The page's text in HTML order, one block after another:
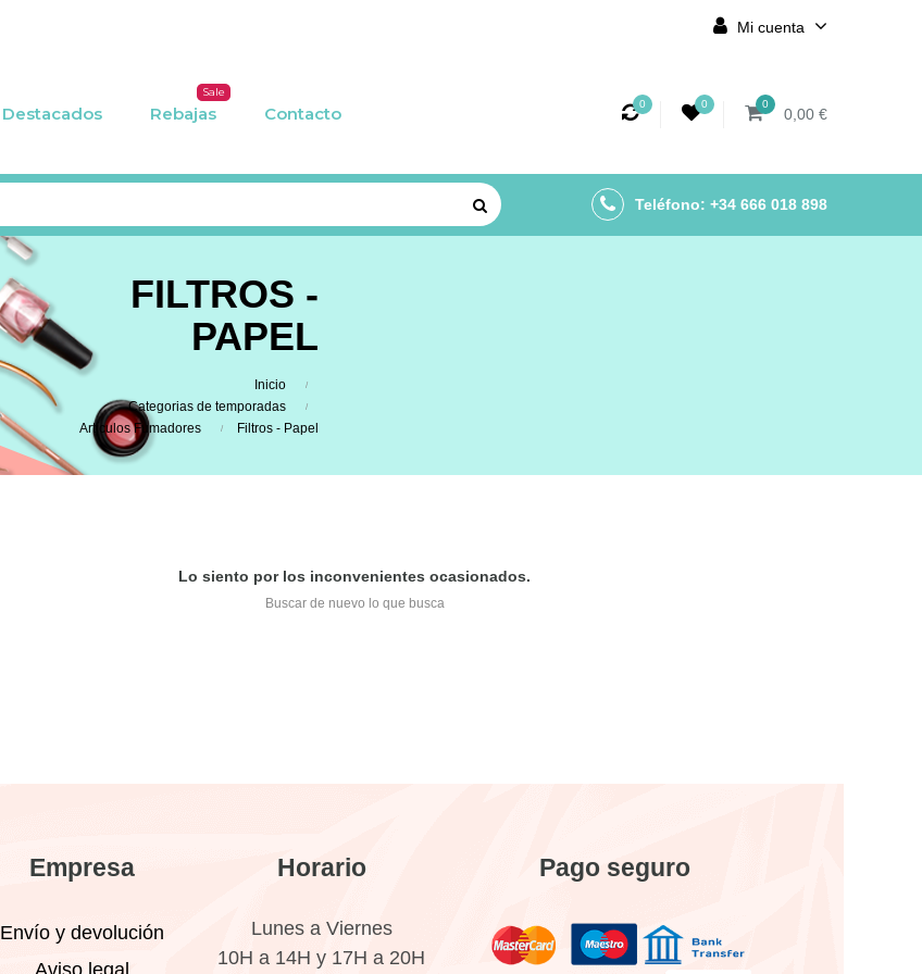
Mi cuenta
Destacados Rebajas
Sale
Contacto 0 0 0
0,00 €
Teléfono: +34 666 018 898
FILTROS -
PAPEL
Inicio
Categorias de temporadas
Artículos Fumadores
Filtros - Papel
Lo siento por los inconvenientes ocasionados.
Buscar de nuevo lo que busca
Empresa
Envío y devolución
Aviso legal
Horario
Lunes a Viernes
10H a 14H y 17H a 20H
Pago seguro